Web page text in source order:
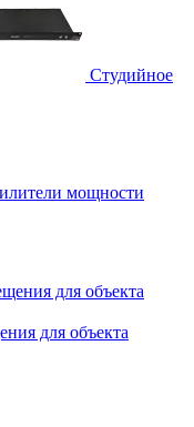
Студийное
мощности
для объекта
для объекта